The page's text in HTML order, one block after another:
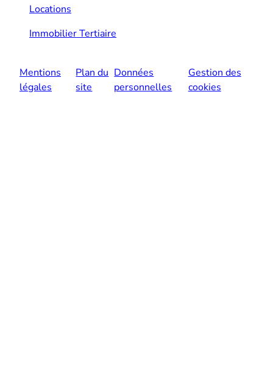
Locations
Immobilier Tertiaire
Mentions
légales
Plan du
site
Données
personnelles
Gestion des
cookies